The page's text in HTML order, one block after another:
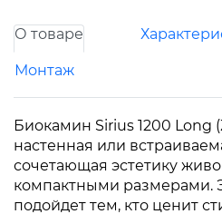
О товаре
Монтаж
Биокамин Sirius 1200 Long
настенная или
сочетающая эстетику
компактными размерами.
подойдет тем, кто ценит